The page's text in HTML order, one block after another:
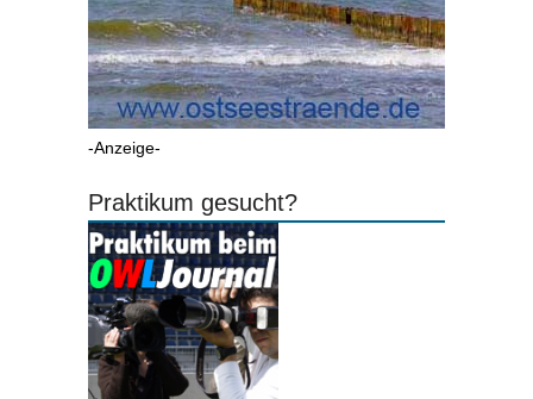
-Anzeige-
Praktikum gesucht?